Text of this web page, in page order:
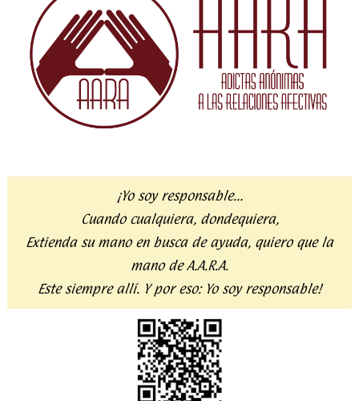
¡Yo soy responsable…
Cuando cualquiera, dondequiera,
Extienda su mano en busca de ayuda, quiero que la
mano de A.A.R.A.
Este siempre allí. Y por eso: Yo soy responsable!